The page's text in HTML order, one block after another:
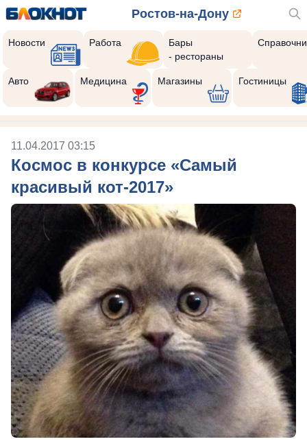
Ростов-на-Дону
Новости Работа
Бары
- рестораны
Авто Медицина Магазины Гостиницы
11.04.2017 03:15
Космос в конкурсе «Самый
красивый кот-2017»